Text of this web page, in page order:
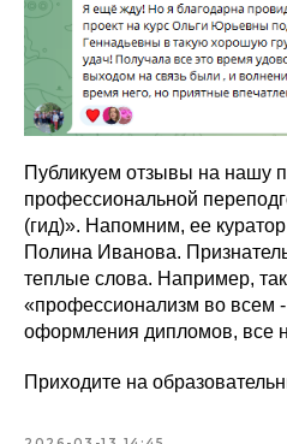
Публикуем отзывы на нашу
профессиональной
(гид)». Напомним, ее
Полина Иванова.
теплые слова. Например,
«профессионализм во всем
оформления дипломов, все
Приходите на